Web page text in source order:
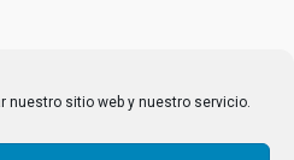
nuestro sitio web y nuestro servicio.